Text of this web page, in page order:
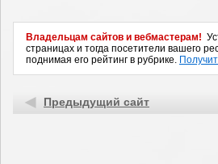
Владельцам сайтов и вебмастерам!
страницах и тогда посетители вашего
поднимая его рейтинг в рубрике.
Предыдущий сайт